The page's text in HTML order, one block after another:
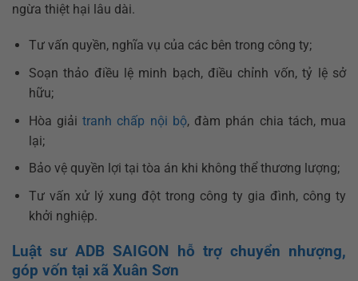
ngừa thiệt hại lâu dài.
Tư vấn quyền, nghĩa vụ của các bên trong công ty;
Soạn thảo điều lệ minh bạch, điều chỉnh vốn, tỷ lệ sở
hữu;
Hòa giảitranh chấp nội bộ, đàm phán chia tách, mua
lại;
Bảo vệ quyền lợi tại tòa án khi không thể thương lượng;
Tư vấn xử lý xung đột trong công ty gia đình, công ty
khởi nghiệp.
Luật sư ADB SAIGON hỗ trợ chuyển nhượng,
góp vốn tại xã Xuân Sơn